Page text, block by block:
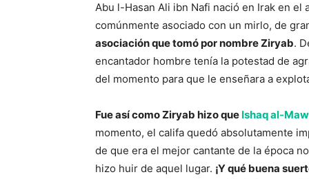
Abu l-Hasan Ali ibn Nafi nació en Irak en
comúnmente asociado con un mirlo, de
asociación que tomó por nombre Ziryab.
encantador hombre tenía la potestad de
del momento para que le enseñara a
Fue así como Ziryab hizo que Ishaq al-
momento, el califa quedó absolutamente
de que era el mejor cantante de la época
hizo huir de aquel lugar. ¡Y qué buena